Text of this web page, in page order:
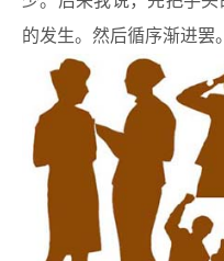
的发生。然后循序渐进罢。